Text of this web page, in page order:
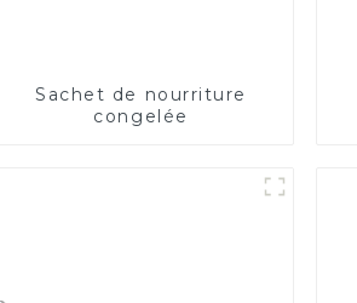
Sachet de nourriture
congelée